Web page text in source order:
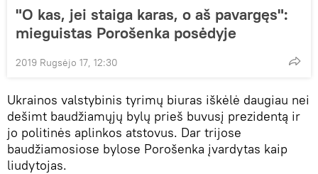
"O kas, jei staiga karas, o aš pavargęs":
mieguistas Porošenka posėdyje
2019 Rugsėjo 17, 12:30
Ukrainos valstybinis tyrimų biuras iškėlė daugiau nei
dešimt baudžiamųjų bylų prieš buvusį prezidentą ir
jo politinės aplinkos atstovus. Dar trijose
baudžiamosiose bylose Porošenka įvardytas kaip
liudytojas.